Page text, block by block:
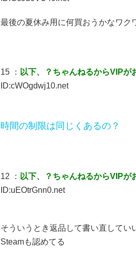
最後の夏休み用に何買おうかなワク
15 ： 以下、？ちゃんねるからVIPが
ID:cWOgdwj10.net
時間の制限は同じくあるの？
12 ： 以下、？ちゃんねるからVIPが
ID:uEOtrGnn0.net
そういうとき返品して書い直してい
Steamも認めてる